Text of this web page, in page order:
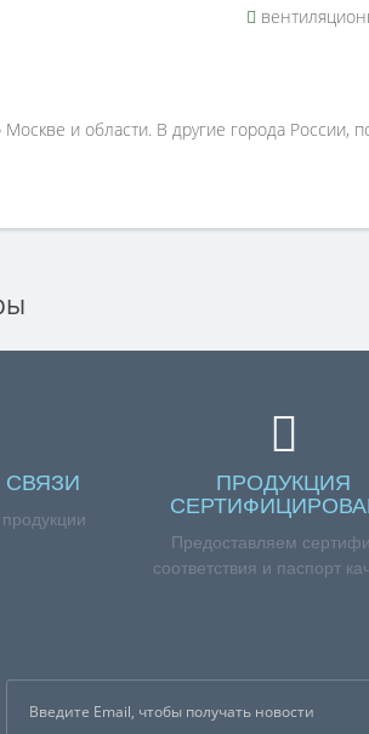
и области. В другие города России,
СВЯЗИ
ПРОДУКЦИЯ
Предоставляем
соответствия и паспорт